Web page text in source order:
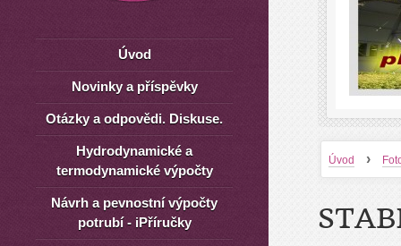
Úvod ›
Úvod
Novinky a příspěvky
Otázky a odpovědi. Diskuse.
Hydrodynamické a
termodynamické výpočty
Návrh a pevnostní výpočty
potrubí - iPříručky